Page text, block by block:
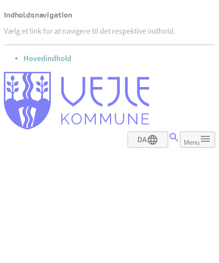
Indholdsnavigation
Vælg et link for at navigere til det respektive indhold.
gå til
Hovedindhold
DA Menu